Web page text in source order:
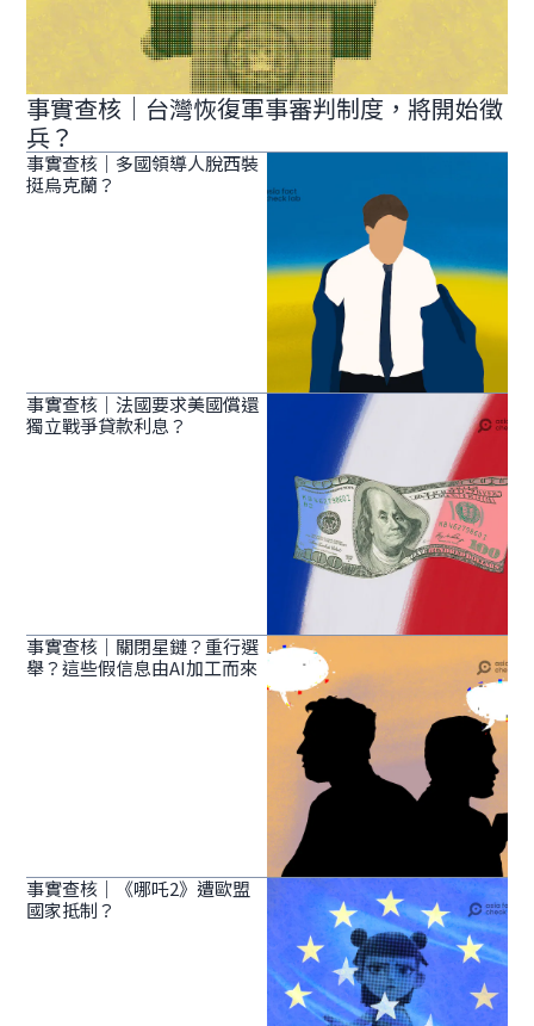
事實查核｜台灣恢復軍事審判制度，將開始徵
兵？
事實查核｜多國領導人脫西裝
挺烏克蘭？
事實查核｜法國要求美國償還
獨立戰爭貸款利息？
事實查核｜關閉星鏈？重行選
舉？這些假信息由AI加工而來
事實查核｜《哪吒2》遭歐盟
國家抵制？